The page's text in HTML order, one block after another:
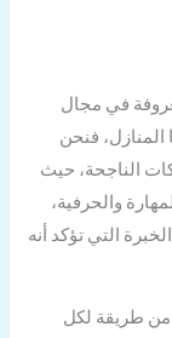
في مجال
المنازل، فنحن
الناجحة، حيث
والحرفية،
التي تؤكد أنه
من طريقة لكل